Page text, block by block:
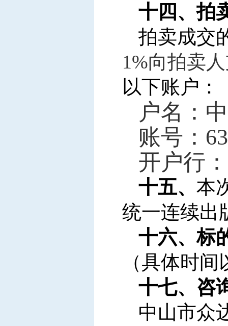
十四、拍
拍卖成交
1%向拍卖
以下账户：
户名：
账号：
开户行
十五、 本
统一连续出
十六、标
（具体时
十七、咨
中山市众